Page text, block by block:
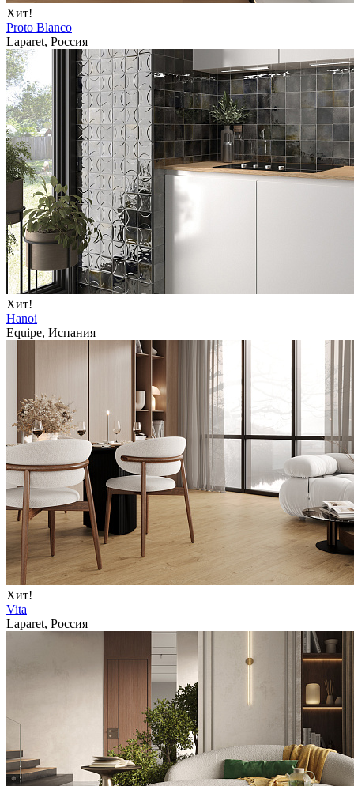
Хит!
Proto Blanco
Laparet, Россия
Хит!
Hanoi
Equipe, Испания
Хит!
Vita
Laparet, Россия